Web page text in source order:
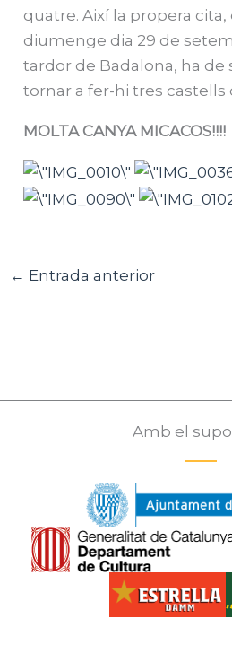
quatre. Així la propera
diumenge dia 29 de
tardor de Badalona, ha de
tornar a fer-hi tres castells
MOLTA CANYA MICACOS!!!!
← Entrada anterior
Amb el